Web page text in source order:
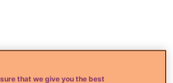
that we give you the best